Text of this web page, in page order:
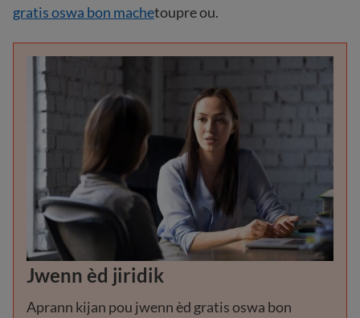
gratis oswa bon machetoupre ou.
Jwenn èd jiridik
Aprann kijan pou jwenn èd gratis oswa bon